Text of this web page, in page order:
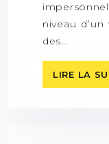
niveau
des…
LIRE LA